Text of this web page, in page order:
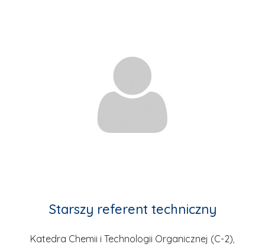
Starszy referent techniczny
Katedra Chemii i Technologii Organicznej (C-2),